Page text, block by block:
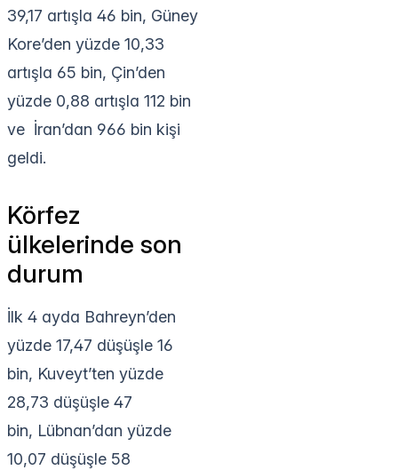
39,17 artışla 46 bin, Güney
Kore’den yüzde 10,33
artışla 65 bin, Çin’den
yüzde 0,88 artışla 112 bin
ve İran’dan 966 bin kişi
geldi.
Körfez
ülkelerinde son
durum
İlk 4 ayda Bahreyn’den
yüzde 17,47 düşüşle 16
bin, Kuveyt’ten yüzde
28,73 düşüşle 47
bin, Lübnan’dan yüzde
10,07 düşüşle 58